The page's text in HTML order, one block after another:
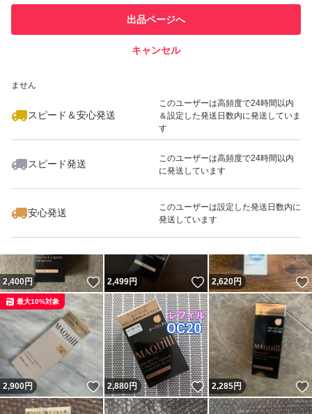
での取引実績があります
ません
スピード＆安心発送
このユーザーは高頻度で24時間以内
＆設定した発送日数内に発送していま
す
スピード発送
このユーザーは高頻度で24時間以内
に発送しています
安心発送
このユーザーは設定した発送日数内に
発送しています
出品ページへ
キャンセル
いいね！
2,599
2,400円 いいね！
2,499円 いいね！
2,620円
2,900円 いいね！
最大10%対象
2,880円 いいね！
2,285円